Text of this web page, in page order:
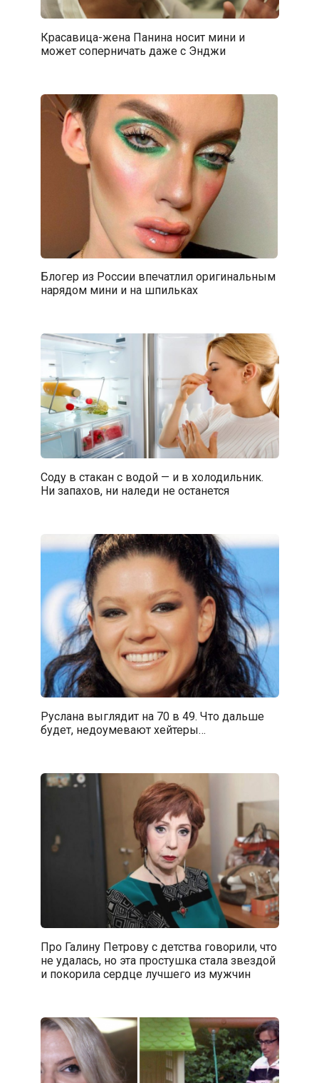
Красавица-жена Панина носит мини и
может соперничать даже с Энджи
Блогер из России впечатлил оригинальным
нарядом мини и на шпильках
Соду в стакан с водой — и в холодильник.
Ни запахов, ни наледи не останется
Руслана выглядит на 70 в 49. Что дальше
будет, недоумевают хейтеры…
Про Галину Петрову с детства говорили, что
не удалась, но эта простушка стала звездой
и покорила сердце лучшего из мужчин